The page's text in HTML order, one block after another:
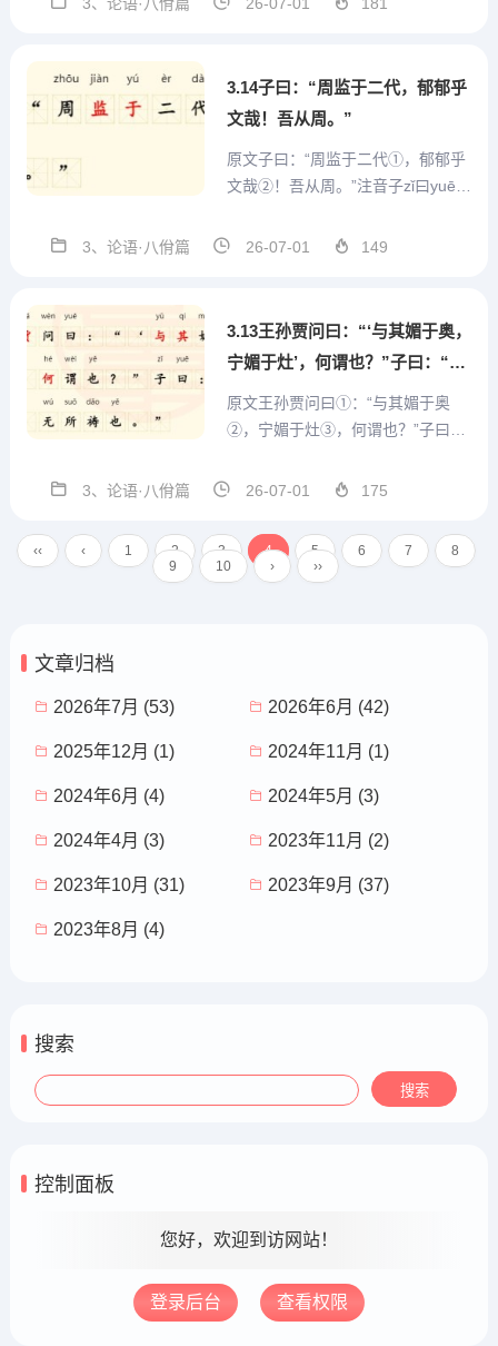
3.14子曰：“周监于二代，郁郁乎
文哉！吾从周。”
原文子曰：“周监于二代①，郁郁乎
文哉②！吾从周。”注音子zǐ曰yuē：
郁yù乎hū文wén哉zāi!吾wú从cóng
3、论语·八佾篇 26-07-01 149
3.13王孙贾问曰：“‘与其媚于奥，
宁媚于灶’，何谓也？”子曰：“不
然，获罪于天，无所祷也。”
原文王孙贾问曰①：“与其媚于奥
②，宁媚于灶③，何谓也？”子曰：
wáng孙sūn贾jiǎ问wèn曰yuē：“‘与y
i于yú灶zào’，何hé谓wèi也yě?”子
z...
3、论语·八佾篇 26-07-01 175
‹‹ ‹ 1 2 3 4 5 6 7
8
9
10 › ››
文章归档
2026年7月 (53) 2026年6月 (42)
2025年12月 (1) 2024年11月 (1)
2024年6月 (4) 2024年5月 (3)
2024年4月 (3) 2023年11月 (2)
2023年10月 (31) 2023年9月 (37)
2023年8月 (4)
搜索
控制面板
您好，欢迎到访网站！
登录后台 查看权限